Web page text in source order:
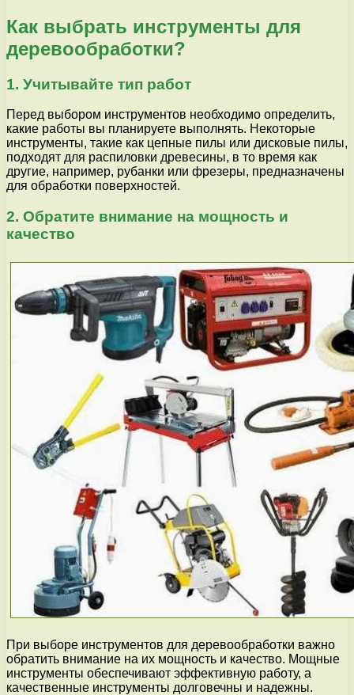
Как выбрать инструменты для
деревообработки?
1. Учитывайте тип работ
Перед выбором инструментов необходимо определить,
какие работы вы планируете выполнять. Некоторые
инструменты, такие как цепные пилы или дисковые пилы,
подходят для распиловки древесины, в то время как
другие, например, рубанки или фрезеры, предназначены
для обработки поверхностей.
2. Обратите внимание на мощность и
качество
При выборе инструментов для деревообработки важно
обратить внимание на их мощность и качество. Мощные
инструменты обеспечивают эффективную работу, а
качественные инструменты долговечны и надежны.